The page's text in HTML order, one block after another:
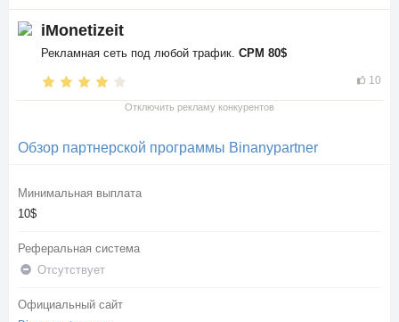
iMonetizeit
Рекламная сеть под любой трафик. CPM 80$
10
Отключить рекламу конкурентов
Обзор партнерской программы Binanypartner
Минимальная выплата
10$
Реферальная система
Отсутствует
Официальный сайт